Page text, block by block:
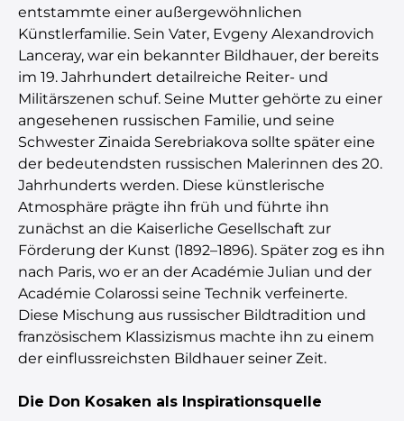
entstammte einer außergewöhnlichen
Künstlerfamilie. Sein Vater, Evgeny Alexandrovich
Lanceray, war ein bekannter Bildhauer, der bereits
im 19. Jahrhundert detailreiche Reiter- und
Militärszenen schuf. Seine Mutter gehörte zu einer
angesehenen russischen Familie, und seine
Schwester Zinaida Serebriakova sollte später eine
der bedeutendsten russischen Malerinnen des 20.
Jahrhunderts werden. Diese künstlerische
Atmosphäre prägte ihn früh und führte ihn
zunächst an die Kaiserliche Gesellschaft zur
Förderung der Kunst (1892–1896). Später zog es ihn
nach Paris, wo er an der Académie Julian und der
Académie Colarossi seine Technik verfeinerte.
Diese Mischung aus russischer Bildtradition und
französischem Klassizismus machte ihn zu einem
der einflussreichsten Bildhauer seiner Zeit.
Die Don Kosaken als Inspirationsquelle